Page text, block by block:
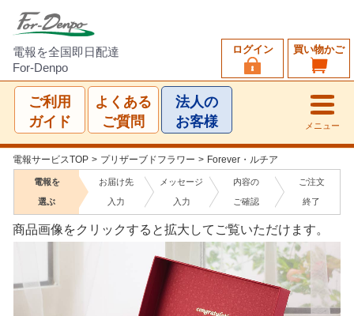
電報を全国即日配達
For-Denpo
買い物かご
ログイン
ご利用
ガイド
よくある
ご質問
法人の
お客様
メニュー
電報サービスTOP > プリザーブドフラワー > Forever・ルチア
電報を
選ぶ
お届け先
入力
メッセージ
入力
内容の
ご確認
ご注文
終了
商品画像をクリックすると拡大してご覧いただけます。